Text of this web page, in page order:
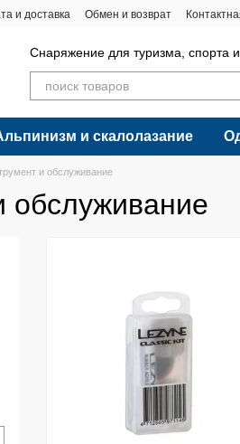
и доставка Обмен и возврат
Снаряжение для туризма, спорта и
и скалолазание
и обслуживание
обслуживание